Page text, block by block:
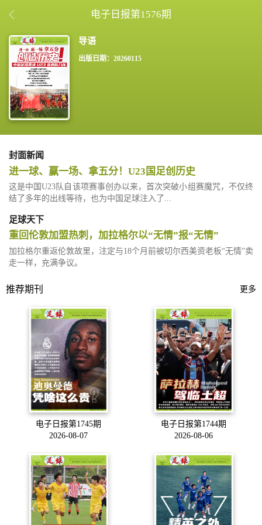
电子日报第1576期
出版日期：20260115
封面新闻
进一球、赢一场、拿五分！U23国足创历史
这是中国U23队自该项赛事创办以来，首次突破小组赛魔咒，不仅终
结了多年的出线等待，也为中国足球注入了...
足球天下
重回伦敦加盟热刺，加拉格尔以“无情”报“无情”
加拉格尔重返伦敦故里，注定与18个月前被切尔西美资老板“无情”卖
走一样，充满争议。
推荐期刊 更多
电子日报第1745期
2026-08-07
电子日报第1744期
2026-08-06